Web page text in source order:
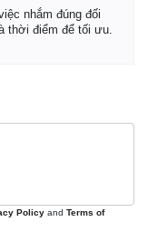
nhắm đúng đối
thời điểm để tối ưu.
Policy and Terms of